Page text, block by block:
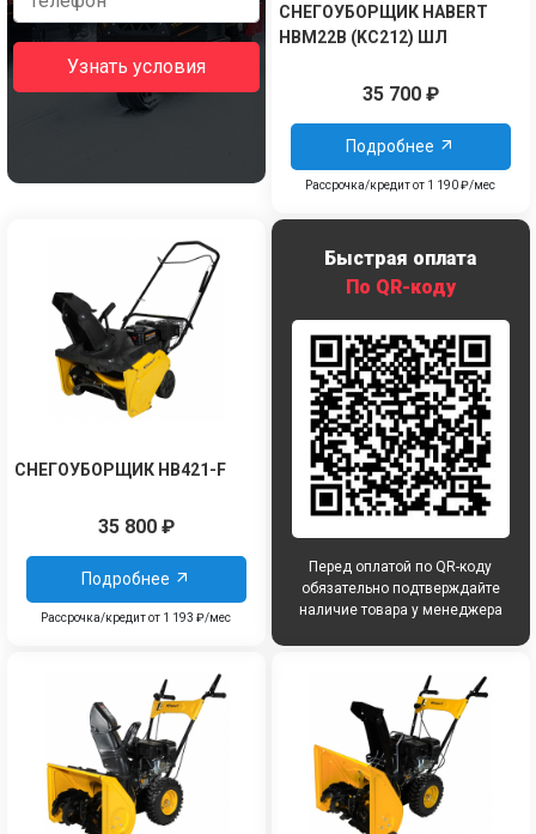
Узнать условия
СНЕГОУБОРЩИК HABERT
HBM22B (KC212) ШЛ
35 700₽
Подробнее
Рассрочка/кредит от 1 190 ₽/мес
СНЕГОУБОРЩИК HB421-F
35 800₽
Подробнее
Рассрочка/кредит от 1 193 ₽/мес
Быстрая оплата
По QR-коду
Перед оплатой по QR-коду
обязательно подтверждайте
наличие товара у менеджера